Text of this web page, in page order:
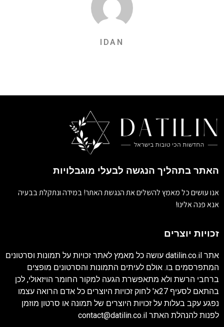
IDAN
האתר בתהליך הנגשה לבעלי מוגבלויות
אנו עושים כל מאמץ להשלים את הנגשת האתר! במידה ונתקלת בבעיה
אנא פנה אלינו!
זכויות יוצרים
אתר datilin.co.il עושה כל מאמץ לאתר זכויות על תמונות וסרטונים
המתפרסמים בו. אולם לעיתים התמונות והסרטונים מופצים
ברחבי הרשת ולא מתאפשרת הגעה למקור החומר הויזאולי, לכן
בהתאם לסעיף 27א' לחוק זכויות היוצרים כל אדם הרואה עצמו
נפגע עקב בעלות על זכויות היוצרים של תמונה או סרטון מוזמן
לפנות להנהלת האתר contact@datilin.co.il